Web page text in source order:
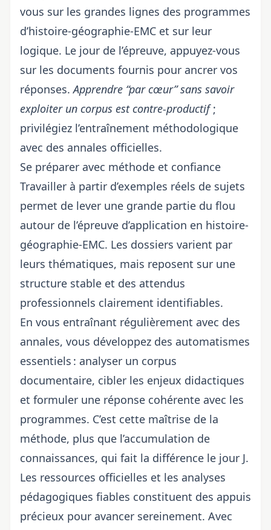
vous sur les grandes lignes des programmes
d’histoire-géographie-EMC et sur leur
logique. Le jour de l’épreuve, appuyez-vous
sur les documents fournis pour ancrer vos
réponses.Apprendre “par cœur” sans savoir
exploiter un corpus est contre-productif;
privilégiez l’entraînement méthodologique
avec des annales officielles.
Se préparer avec méthode et confiance
Travailler à partir d’exemples réels de sujets
permet de lever une grande partie du flou
autour de l’épreuve d’application en histoire-
géographie-EMC. Les dossiers varient par
leurs thématiques, mais reposent sur une
structure stable et des attendus
professionnels clairement identifiables.
En vous entraînant régulièrement avec des
annales, vous développez des automatismes
essentiels : analyser un corpus
documentaire, cibler les enjeux didactiques
et formuler une réponse cohérente avec les
programmes. C’est cette maîtrise de la
méthode, plus que l’accumulation de
connaissances, qui fait la différence le jour J.
Les ressources officielles et les analyses
pédagogiques fiables constituent des appuis
précieux pour avancer sereinement. Avec